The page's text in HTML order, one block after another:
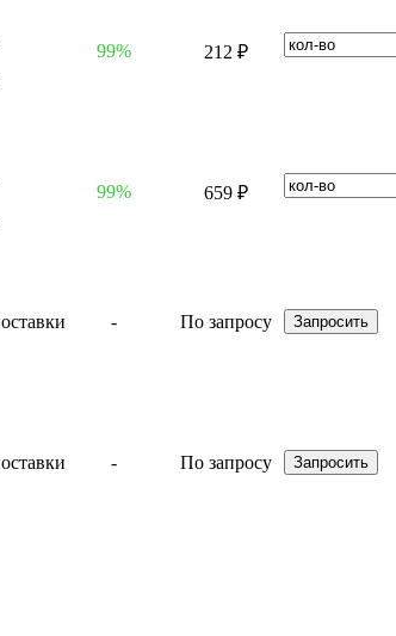
99% 212 ₽
99% 659 ₽
- По запросу
- По запросу